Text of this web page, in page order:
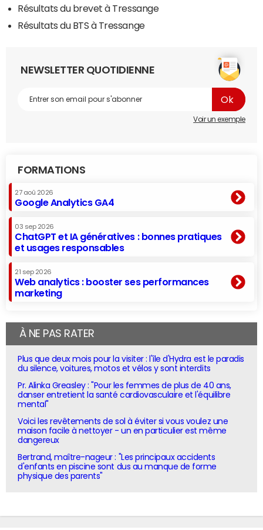
Résultats du brevet à Tressange
Résultats du BTS à Tressange
NEWSLETTER QUOTIDIENNE
Voir un exemple
FORMATIONS
27 aoû 2026
Google Analytics GA4
03 sep 2026
ChatGPT et IA génératives : bonnes pratiques
et usages responsables
21 sep 2026
Web analytics : booster ses performances
marketing
À NE PAS RATER
Plus que deux mois pour la visiter : l'île d'Hydra est le paradis
du silence, voitures, motos et vélos y sont interdits
Pr. Alinka Greasley : "Pour les femmes de plus de 40 ans,
danser entretient la santé cardiovasculaire et l'équilibre
mental"
Voici les revêtements de sol à éviter si vous voulez une
maison facile à nettoyer - un en particulier est même
dangereux
Bertrand, maître-nageur : "Les principaux accidents
d'enfants en piscine sont dus au manque de forme
physique des parents"